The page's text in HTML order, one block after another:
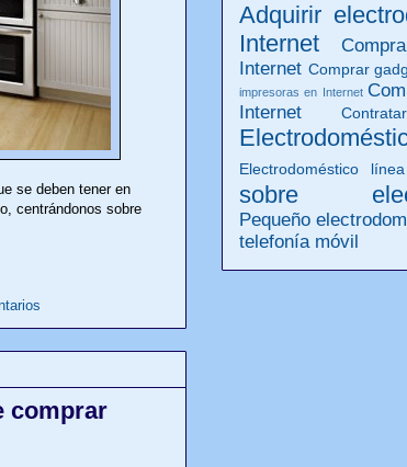
se deben tener en
centrándonos sobre
comprar
Adquirir
Internet
Internet Comprar
impresoras en Internet
Internet
Electrodoméstico
sobre
Pequeño
telefonía móvil